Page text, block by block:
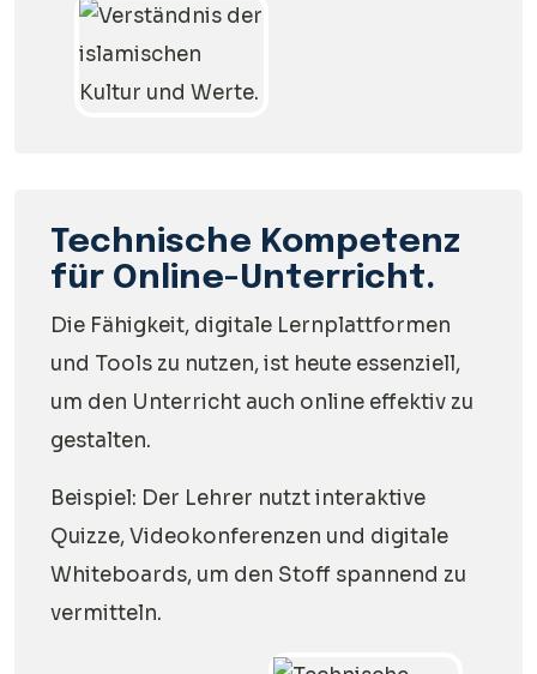
Technische Kompetenz
für Online-Unterricht.
Die Fähigkeit, digitale Lernplattformen
und Tools zu nutzen, ist heute essenziell,
um den Unterricht auch online effektiv zu
gestalten.
Beispiel: Der Lehrer nutzt interaktive
Quizze, Videokonferenzen und digitale
Whiteboards, um den Stoff spannend zu
vermitteln.